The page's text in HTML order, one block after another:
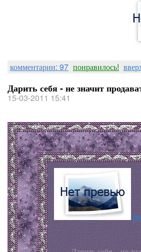
комментарии: 97 понравилось!
Дарить себя - не значит
15-03-2011 15:41